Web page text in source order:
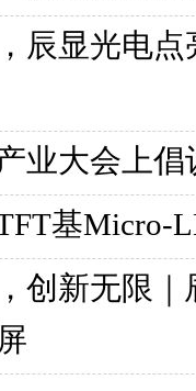
辰显光电
业大会上
基Micro-
创新无限｜